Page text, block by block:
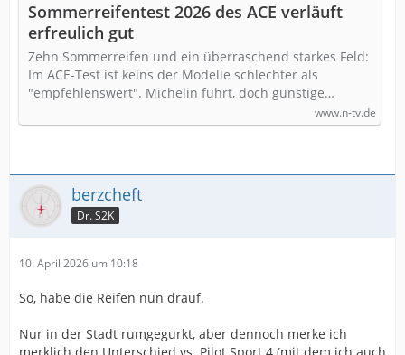
Sommerreifentest 2026 des ACE verläuft
erfreulich gut
Zehn Sommerreifen und ein überraschend starkes Feld:
Im ACE-Test ist keins der Modelle schlechter als
"empfehlenswert". Michelin führt, doch günstige…
www.n-tv.de
berzcheft
Dr. S2K
10. April 2026 um 10:18
So, habe die Reifen nun drauf.
Nur in der Stadt rumgegurkt, aber dennoch merke ich